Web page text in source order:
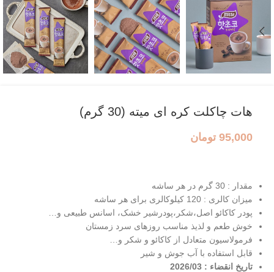
هات چاکلت کره ای میته (30 گرم)
95,000 تومان
مقدار : 30 گرم در هر ساشه
میزان کالری : 120 کیلوکالری برای هر ساشه
پودر کاکائو اصل،شکر،پودرشیر خشک، اسانس طبیعی و…
خوش طعم و لذیذ مناسب روزهای سرد زمستان
فرمولاسیون متعادل از کاکائو و شکر و…
قابل استفاده با آب جوش و شیر
تاریخ انقضاء : 2026/03